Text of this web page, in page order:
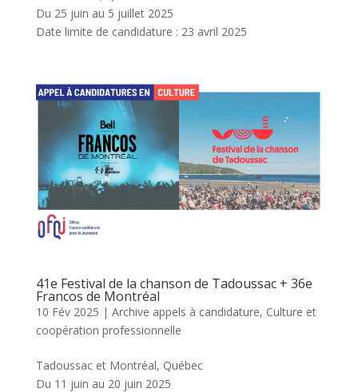
Du 25 juin au 5 juillet 2025
Date limite de candidature : 23 avril 2025
41e Festival de la chanson de Tadoussac + 36e
Francos de Montréal
10 Fév 2025 | Archive appels à candidature, Culture et
coopération professionnelle
Tadoussac et Montréal, Québec
Du 11 juin au 20 juin 2025